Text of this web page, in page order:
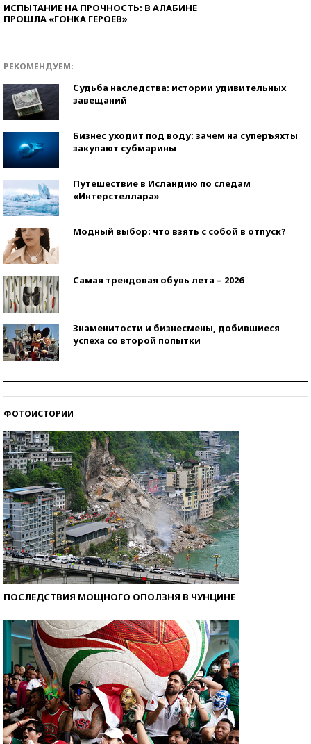
ИСПЫТАНИЕ НА ПРОЧНОСТЬ: В АЛАБИНЕ
ПРОШЛА «ГОНКА ГЕРОЕВ»
РЕКОМЕНДУЕМ:
Судьба наследства: истории удивительных
завещаний
Бизнес уходит под воду: зачем на суперъяхты
закупают субмарины
Путешествие в Исландию по следам
«Интерстеллара»
Модный выбор: что взять с собой в отпуск?
Самая трендовая обувь лета – 2026
Знаменитости и бизнесмены, добившиеся
успеха со второй попытки
ФОТОИСТОРИИ
ПОСЛЕДСТВИЯ МОЩНОГО ОПОЛЗНЯ В ЧУНЦИНЕ